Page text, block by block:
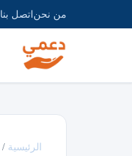
من نحناتصل بنا
الرئيسية /